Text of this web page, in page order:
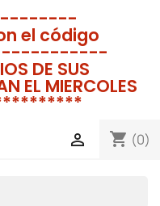
el código
DE SUS
EL MIERCOLES
shopping_cart (0)
